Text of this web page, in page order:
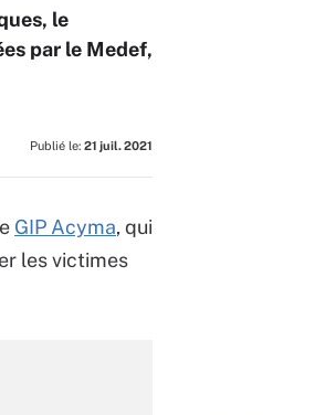
le
par le Medef,
Publié le: 21 juil. 2021
GIP Acyma, qui
les victimes